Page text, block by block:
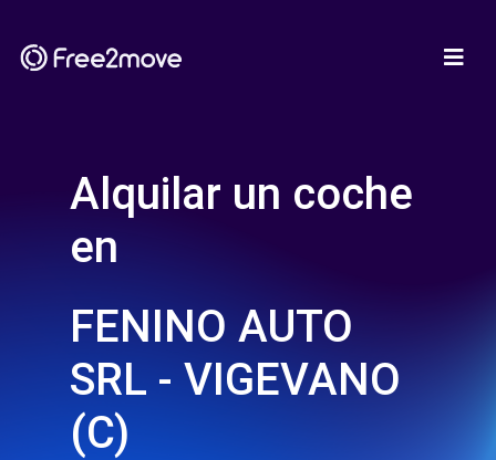
Alquilar un coche
en
FENINO AUTO
SRL - VIGEVANO
(C)